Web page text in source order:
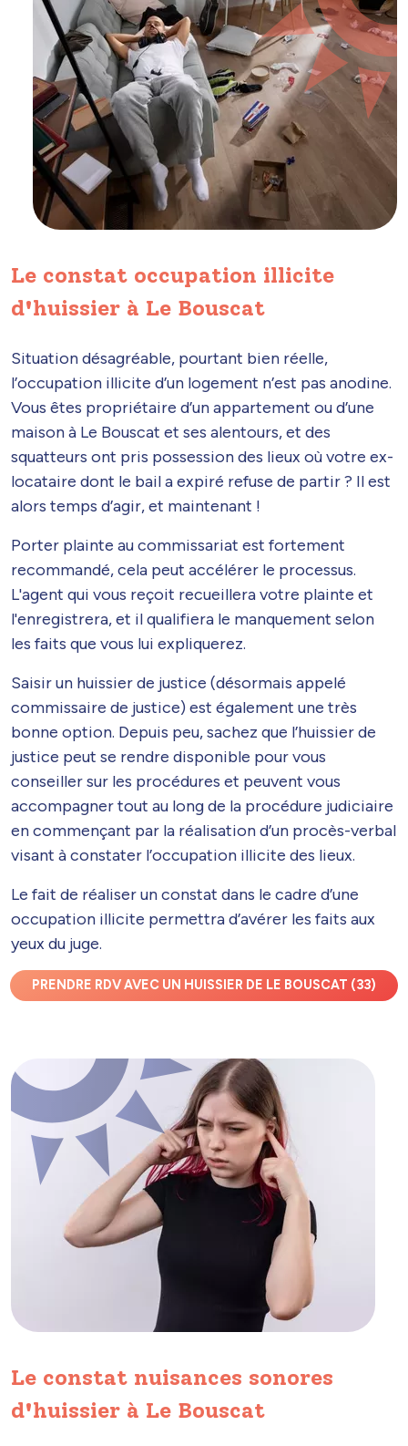
Le constat occupation illicite
d'huissier à Le Bouscat
Situation désagréable, pourtant bien réelle,
l’occupation illicite d’un logement n’est pas anodine.
Vous êtes propriétaire d’un appartement ou d’une
maison à Le Bouscat et ses alentours, et des
squatteurs ont pris possession des lieux où votre ex-
locataire dont le bail a expiré refuse de partir ? Il est
alors temps d’agir, et maintenant !
Porter plainte au commissariat est fortement
recommandé, cela peut accélérer le processus.
L'agent qui vous reçoit recueillera votre plainte et
l'enregistrera, et il qualifiera le manquement selon
les faits que vous lui expliquerez.
Saisir un huissier de justice (désormais appelé
commissaire de justice) est également une très
bonne option. Depuis peu, sachez que l’huissier de
justice peut se rendre disponible pour vous
conseiller sur les procédures et peuvent vous
accompagner tout au long de la procédure judiciaire
en commençant par la réalisation d’un procès-verbal
visant à constater l’occupation illicite des lieux.
Le fait de réaliser un constat dans le cadre d’une
occupation illicite permettra d’avérer les faits aux
yeux du juge.
PRENDRE RDV AVEC UN HUISSIER DE LE BOUSCAT (33)
Le constat nuisances sonores
d'huissier à Le Bouscat